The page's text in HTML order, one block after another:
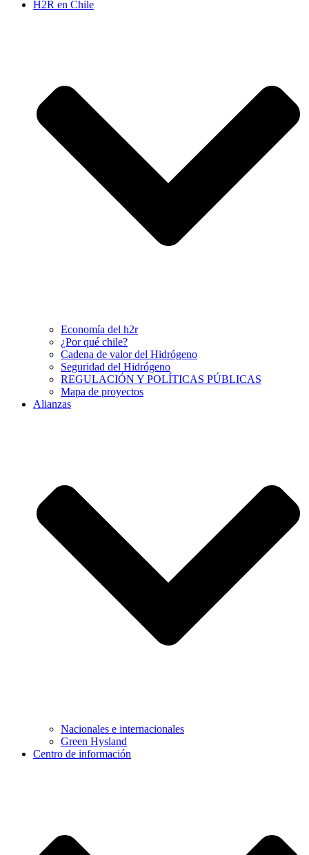
H2R en Chile
Economía del h2r
¿Por qué chile?
Cadena de valor del Hidrógeno
Seguridad del Hidrógeno
REGULACIÓN Y POLÍTICAS PÚBLICAS
Mapa de proyectos
Alianzas
Nacionales e internacionales
Green Hysland
Centro de información